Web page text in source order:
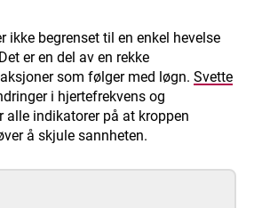
ikke begrenset til en enkel hevelse
er en del av en rekke
som følger med løgn. Svette
i hjertefrekvens og
alle indikatorer på at kroppen
å skjule sannheten.